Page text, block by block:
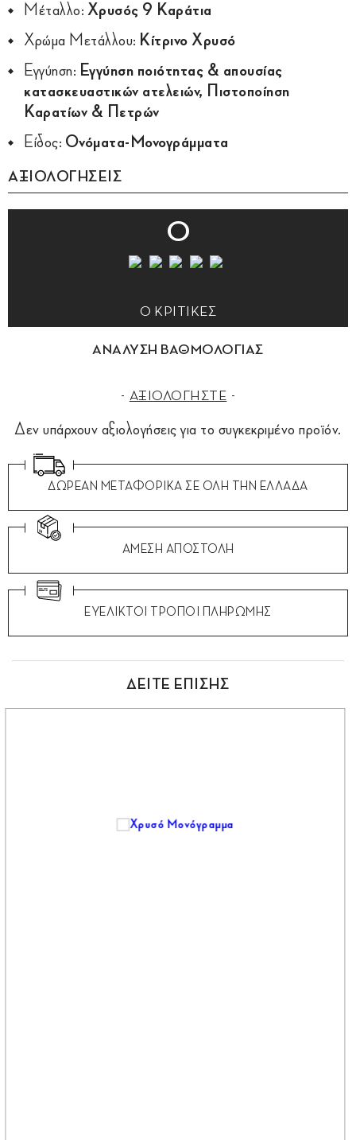
Μέταλλο: Χρυσός 9 Καράτια
Χρώμα Μετάλλου: Κίτρινο Χρυσό
Εγγύηση: Εγγύηση ποιότητας & απουσίας
κατασκευαστικών ατελειών, Πιστοποίηση
Καρατίων & Πετρών
Είδος: Ονόματα-Μονογράμματα
ΑΞΙΟΛΟΓΗΣΕΙΣ
0
0 ΚΡΙΤΙΚΕΣ
ΑΝΑΛΥΣΗ ΒΑΘΜΟΛΟΓΙΑΣ
ΑΞΙΟΛΟΓΗΣΤΕ
Δεν υπάρχουν αξιολογήσεις για το συγκεκριμένο προϊόν.
ΔΩΡΕΑΝ ΜΕΤΑΦΟΡΙΚΑ ΣΕ ΟΛΗ ΤΗΝ ΕΛΛΑΔΑ
ΑΜΕΣΗ ΑΠΟΣΤΟΛΗ
ΕΥΕΛΙΚΤΟΙ ΤΡΟΠΟΙ ΠΛΗΡΩΜΗΣ
ΔΕΙΤΕ ΕΠΙΣΗΣ